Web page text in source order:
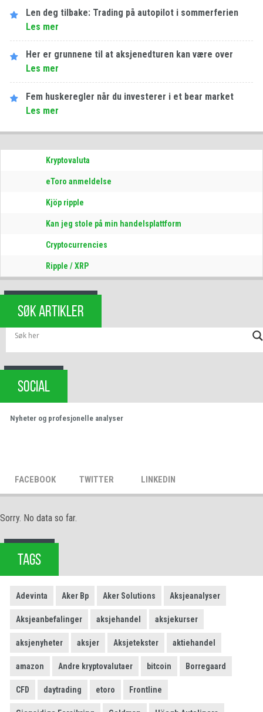
Len deg tilbake: Trading på autopilot i sommerferien
Les​ ​mer
Her er grunnene til at aksjenedturen kan være over
Les​ ​mer
Fem huskeregler når du investerer i et bear market
Les​ ​mer
Kryptovaluta
eToro anmeldelse
Kjöp ripple
Kan jeg stole på min handelsplattform
Cryptocurrencies
Ripple / XRP
SØK ARTIKLER
SOCIAL
Nyheter og profesjonelle analyser
FACEBOOK TWITTER LINKEDIN
Sorry. No data so far.
TAGS
Adevinta Aker Bp Aker Solutions Aksjeanalyser
Aksjeanbefalinger aksjehandel aksjekurser
aksjenyheter aksjer Aksjetekster aktiehandel
amazon Andre kryptovalutaer bitcoin Borregaard
CFD daytrading etoro Frontline